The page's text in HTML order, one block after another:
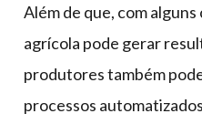
Além de que, com
agrícola pode gerar
produtores também
processos